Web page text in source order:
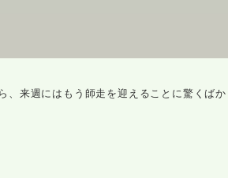
来週にはもう師走を迎えることに驚くば